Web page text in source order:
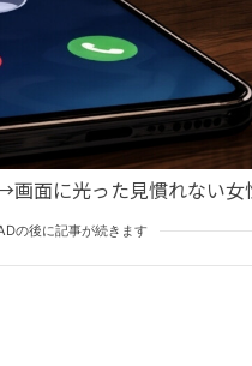
画面に光った見慣れない
の後に記事が続きます